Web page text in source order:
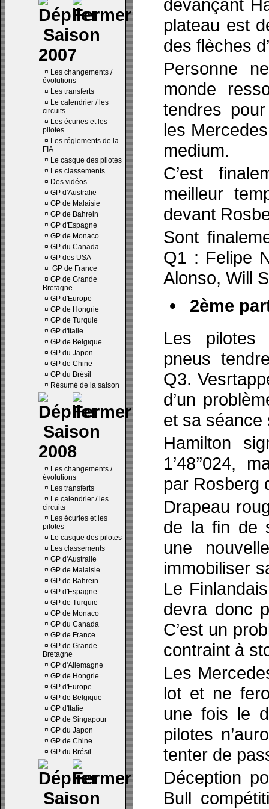
Saison
2007
¤ Les changements /
évolutions
¤ Les transferts
¤ Le calendrier / les
circuits
¤ Les écuries et les
pilotes
¤ Les réglements de la
FIA
¤ Le casque des pilotes
¤ Les classements
¤ Des vidéos
¤ GP d'Australie
¤ GP de Malaisie
¤ GP de Bahrein
¤ GP d'Espagne
¤ GP de Monaco
¤ GP du Canada
¤ GP des USA
¤ GP de France
¤ GP de Grande
Bretagne
¤ GP d'Europe
¤ GP de Hongrie
¤ GP de Turquie
¤ GP d'Italie
¤ GP de Belgique
¤ GP du Japon
¤ GP de Chine
¤ GP du Brésil
¤ Résumé de la saison
Saison
2008
¤ Les changements /
évolutions
¤ Les transferts
¤ Le calendrier / les
circuits
¤ Les écuries et les
pilotes
¤ Le casque des pilotes
¤ Les classements
¤ GP d'Australie
¤ GP de Malaisie
¤ GP de Bahrein
¤ GP d'Espagne
¤ GP de Turquie
¤ GP de Monaco
¤ GP du Canada
¤ GP de France
¤ GP de Grande
Bretagne
¤ GP d'Allemagne
¤ GP de Hongrie
¤ GP d'Europe
¤ GP de Belgique
¤ GP d'Italie
¤ GP de Singapour
¤ GP du Japon
¤ GP de Chine
¤ GP du Brésil
Saison
devançant
plateau est
des flèches
Personne
monde
tendres
les
medium.
C’est
meilleur
devant
Sont
Q1 : Felipe
Alonso, Will
2ème
Les pilotes
pneus
Q3.
d’un
et sa séance
Hamilton
1’48’’024,
par Rosberg
Drapeau
de la fin de
une
immobiliser
Le
devra donc
C’est un
contraint à
Les
lot et ne
une fois le
pilotes
tenter de
Déception
Bull